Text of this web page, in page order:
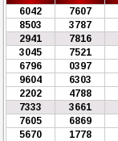
6042 7607
8503
3787
2941
7816
3045
7521
6796
0397
9604
6303
2202
4788
7333
3661
7605
6869
5670
1778